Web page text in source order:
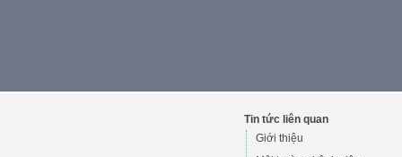
Tin tức liên quan
Giới thiệu